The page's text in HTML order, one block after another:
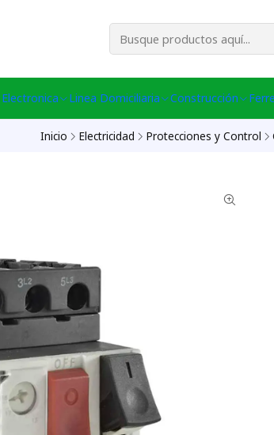
Electronica Linea Domiciliaria Construcción
Inicio Electricidad Protecciones y Control